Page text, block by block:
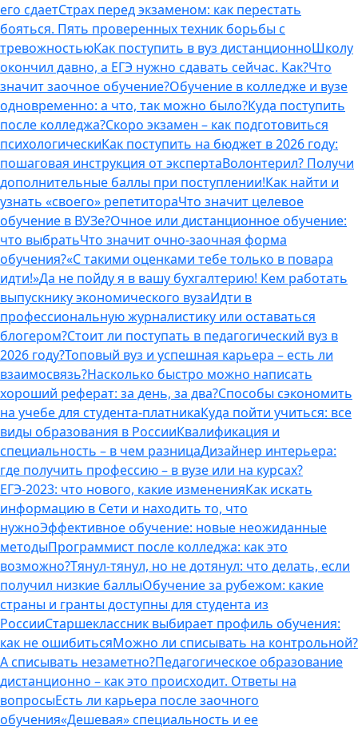
его сдаетСтрах перед экзаменом: как перестать
бояться. Пять проверенных техник борьбы с
тревожностьюКак поступить в вуз дистанционноШколу
окончил давно, а ЕГЭ нужно сдавать сейчас. Как?Что
значит заочное обучение?Обучение в колледже и вузе
одновременно: а что, так можно было?Куда поступить
после колледжа?Скоро экзамен – как подготовиться
психологическиКак поступить на бюджет в 2026 году:
пошаговая инструкция от экспертаВолонтерил? Получи
дополнительные баллы при поступлении!Как найти и
узнать «своего» репетитораЧто значит целевое
обучение в ВУЗе?Очное или дистанционное обучение:
что выбратьЧто значит очно-заочная форма
обучения?«С такими оценками тебе только в повара
идти!»Да не пойду я в вашу бухгалтерию! Кем работать
выпускнику экономического вузаИдти в
профессиональную журналистику или оставаться
блогером?Стоит ли поступать в педагогический вуз в
2026 году?Топовый вуз и успешная карьера – есть ли
взаимосвязь?Насколько быстро можно написать
хороший реферат: за день, за два?Способы сэкономить
на учебе для студента-платникаКуда пойти учиться: все
виды образования в РоссииКвалификация и
специальность – в чем разницаДизайнер интерьера:
где получить профессию – в вузе или на курсах?
ЕГЭ-2023: что нового, какие измененияКак искать
информацию в Сети и находить то, что
нужноЭффективное обучение: новые неожиданные
методыПрограммист после колледжа: как это
возможно?Тянул-тянул, но не дотянул: что делать, если
получил низкие баллыОбучение за рубежом: какие
страны и гранты доступны для студента из
РоссииСтаршеклассник выбирает профиль обучения:
как не ошибитьсяМожно ли списывать на контрольной?
А списывать незаметно?Педагогическое образование
дистанционно – как это происходит. Ответы на
вопросыЕсть ли карьера после заочного
обучения«Дешевая» специальность и ее